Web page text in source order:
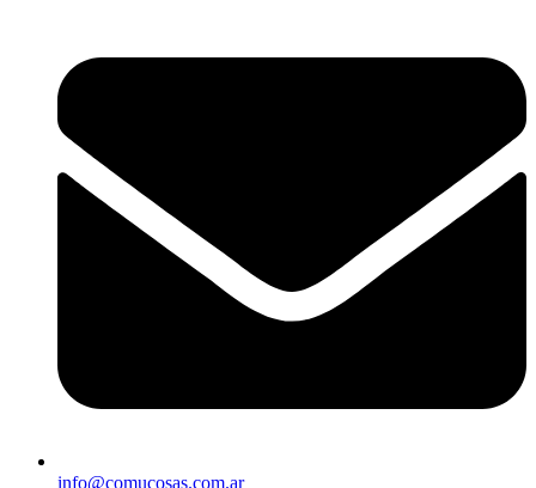
info@comucosas.com.ar